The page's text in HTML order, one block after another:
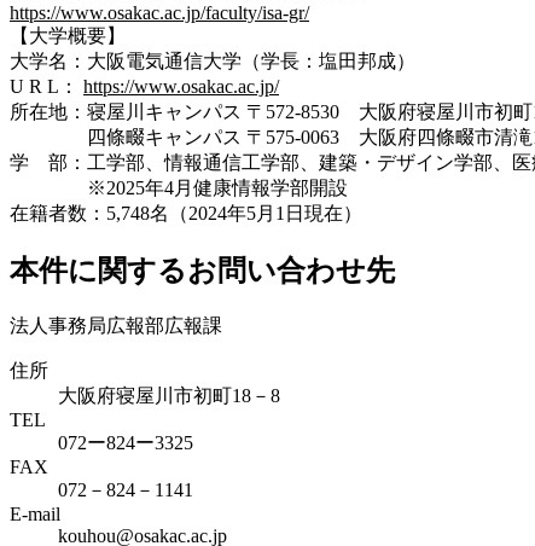
https://www.osakac.ac.jp/faculty/isa-gr/
【大学概要】
大学名：大阪電気通信大学（学長：塩田邦成）
U R L： https://www.osakac.ac.jp/
所在地：寝屋川キャンパス 〒572-8530 大阪府寝屋川市初町
四條畷キャンパス 〒575-0063 大阪府四條畷市清滝
学 部：工学部、情報通信工学部、建築・デザイン学部、
※2025年4月健康情報学部開設
在籍者数：5,748名（2024年5月1日現在）
本件に関するお問い合わせ先
法人事務局広報部広報課
住所
大阪府寝屋川市初町18－8
TEL
072ー824ー3325
FAX
072－824－1141
E-mail
kouhou@osakac.ac.jp